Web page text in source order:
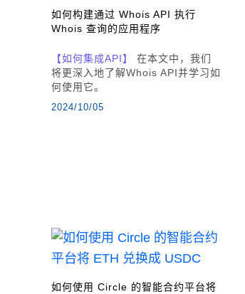
如何构建通过 Whois API 执行
Whois 查询的应用程序
【如何集成API】
在本文中，我们
将更深入地了解Whois API并学习如
何使用它。
2024/10/05
如何使用 Circle 的智能合约平台将